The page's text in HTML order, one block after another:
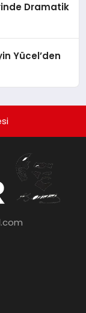
Dramatik
Yücel’den